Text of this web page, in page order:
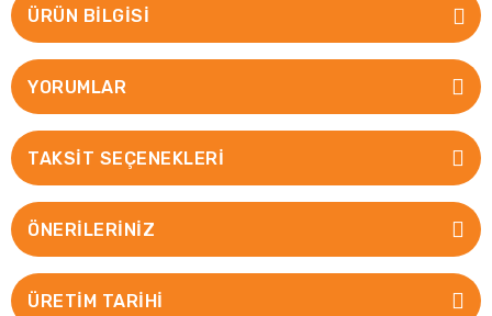
ÜRÜN BILGISI
YORUMLAR
TAKSIT SEÇENEKLERI
ÖNERILERINIZ
ÜRETİM TARİHİ